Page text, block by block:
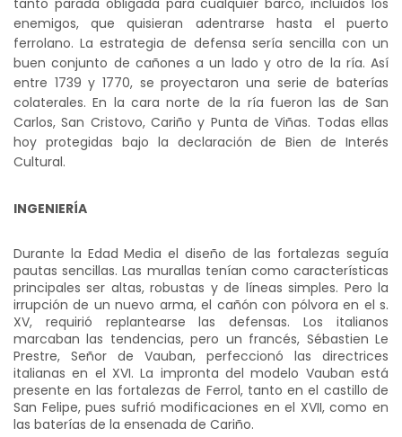
tanto parada obligada para cualquier barco, incluidos los
enemigos, que quisieran adentrarse hasta el puerto
ferrolano. La estrategia de defensa sería sencilla con un
buen conjunto de cañones a un lado y otro de la ría. Así
entre 1739 y 1770, se proyectaron una serie de baterías
colaterales. En la cara norte de la ría fueron las de San
Carlos, San Cristovo, Cariño y Punta de Viñas. Todas ellas
hoy protegidas bajo la declaración de Bien de Interés
Cultural.
INGENIERÍA
Durante la Edad Media el diseño de las fortalezas seguía
pautas sencillas. Las murallas tenían como características
principales ser altas, robustas y de líneas simples. Pero la
irrupción de un nuevo arma, el cañón con pólvora en el s.
XV, requirió replantearse las defensas. Los italianos
marcaban las tendencias, pero un francés, Sébastien Le
Prestre, Señor de Vauban, perfeccionó las directrices
italianas en el XVI. La impronta del modelo Vauban está
presente en las fortalezas de Ferrol, tanto en el castillo de
San Felipe, pues sufrió modificaciones en el XVII, como en
las baterías de la ensenada de Cariño.